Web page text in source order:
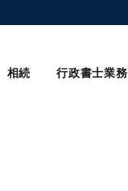
相続 行政書士業務